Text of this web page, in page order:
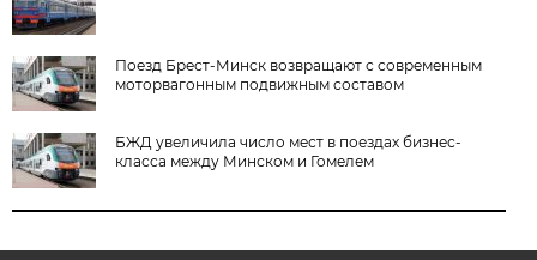
Поезд Брест-Минск возвращают с современным
моторвагонным подвижным составом
БЖД увеличила число мест в поездах бизнес-
класса между Минском и Гомелем